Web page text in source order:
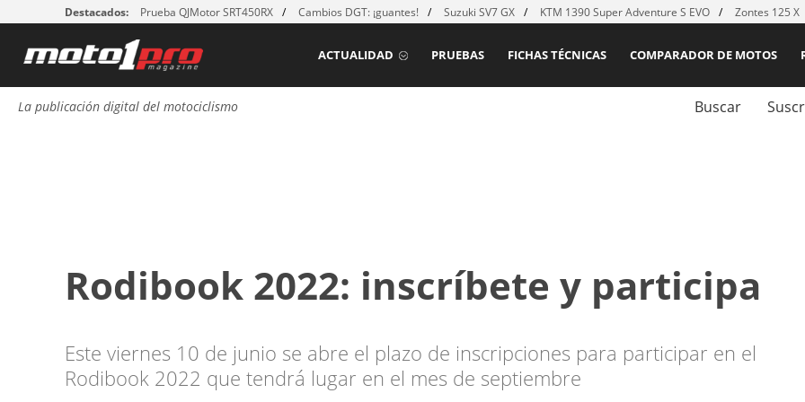
Destacados: Prueba QJMotor SRT450RX Cambios DGT: ¡guantes! Suzuki SV7 GX KTM 1390 Super Adventure S EVO Zontes 125 X
COMPARADOR DE MOTOS
FICHAS TÉCNICAS
PRUEBAS
ACTUALIDAD
La publicación digital del motociclismo Buscar
Rodibook 2022: inscríbete y participa
Este viernes 10 de junio se abre el plazo de inscripciones para participar en el
Rodibook 2022 que tendrá lugar en el mes de septiembre